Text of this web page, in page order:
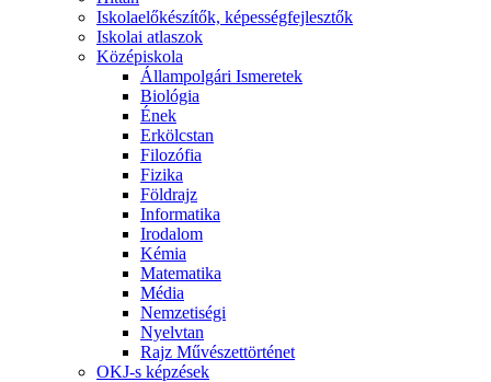
Iskolaelőkészítők, képességfejlesztők
Iskolai atlaszok
Középiskola
Állampolgári Ismeretek
Biológia
Ének
Erkölcstan
Filozófia
Fizika
Földrajz
Informatika
Irodalom
Kémia
Matematika
Média
Nemzetiségi
Nyelvtan
Rajz Művészettörténet
OKJ-s képzések